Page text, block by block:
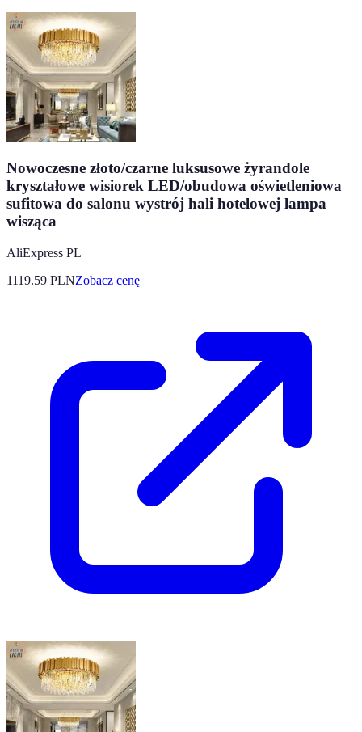
Nowoczesne złoto/czarne luksusowe żyrandole
kryształowe wisiorek LED/obudowa oświetleniowa
sufitowa do salonu wystrój hali hotelowej lampa
wisząca
AliExpress PL
1119.59 PLNZobacz cenę